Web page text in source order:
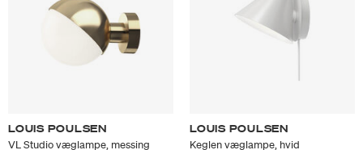
LOUIS POULSEN
VL Studio væglampe, messing
LOUIS POULSEN
Keglen væglampe, hvid